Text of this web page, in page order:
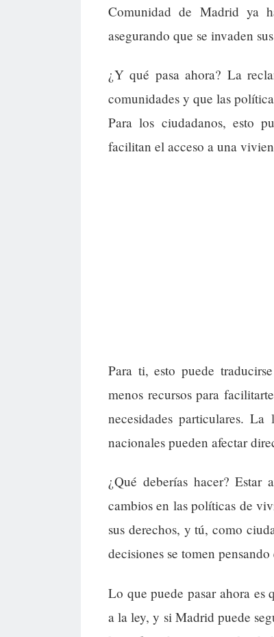
Comunidad de Madrid ya
asegurando que se invaden
¿Y qué pasa ahora? La
comunidades y que las
Para los ciudadanos, esto
facilitan el acceso a una
Para ti, esto puede
menos recursos para
necesidades particulares.
nacionales pueden afectar
¿Qué deberías hacer?
cambios en las políticas de
sus derechos, y tú, como
decisiones se tomen
Lo que puede pasar ahora es
a la ley, y si Madrid puede